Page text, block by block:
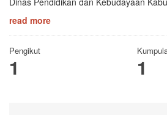
read more
Pengikut
1 1